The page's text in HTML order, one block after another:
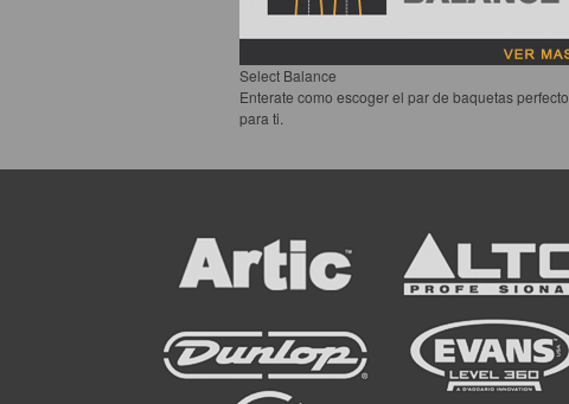
Select Balance
Enterate como escoger el par de baquetas perfecto
para ti.